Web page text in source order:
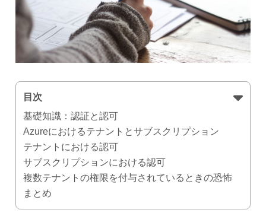
目次
基礎知識：認証と認可
Azureにおけるテナントとサブスクリプション
テナントにおける認可
サブスクリプションにおける認可
複数テナントの権限を付与されているときの恐怖
まとめ